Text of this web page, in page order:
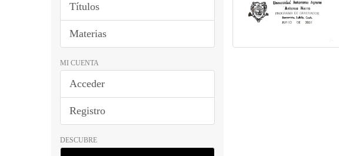
Títulos
Materias
MI CUENTA
Acceder
Registro
DESCUBRE